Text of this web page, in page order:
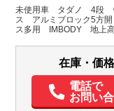
広島県
W:2,410
H:200
パワステ パ
未使用車 タダノ 4段
ス アルミブロック5方
ス多用 IMBODY 地上
在庫・価
電話で
お問い